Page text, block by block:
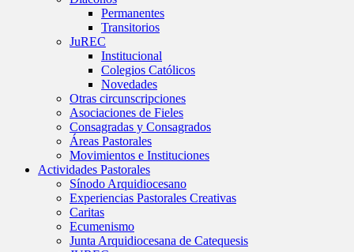
Permanentes
Transitorios
JuREC
Institucional
Colegios Católicos
Novedades
Otras circunscripciones
Asociaciones de Fieles
Consagradas y Consagrados
Áreas Pastorales
Movimientos e Instituciones
Actividades Pastorales
Sínodo Arquidiocesano
Experiencias Pastorales Creativas
Caritas
Ecumenismo
Junta Arquidiocesana de Catequesis